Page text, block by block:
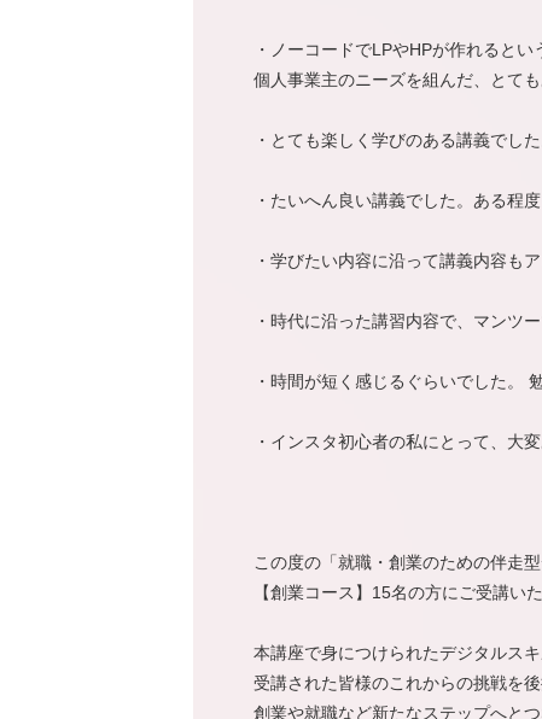
・ノーコードでLPやHPが作れると
個人事業主のニーズを組んだ、とて
・とても楽しく学びのある講義でし
・たいへん良い講義でした。ある程
・学びたい内容に沿って講義内容も
・時代に沿った講習内容で、マンツ
・時間が短く感じるぐらいでした。
・インスタ初心者の私にとって、大
この度の「就職・創業のための伴走
【創業コース】15名の方にご受講い
本講座で身につけられたデジタルスキ
受講された皆様のこれからの挑戦を
創業や就職など新たなステップへと